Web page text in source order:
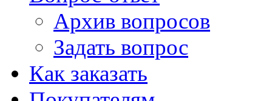
Архив вопросов
Задать вопрос
Как заказать